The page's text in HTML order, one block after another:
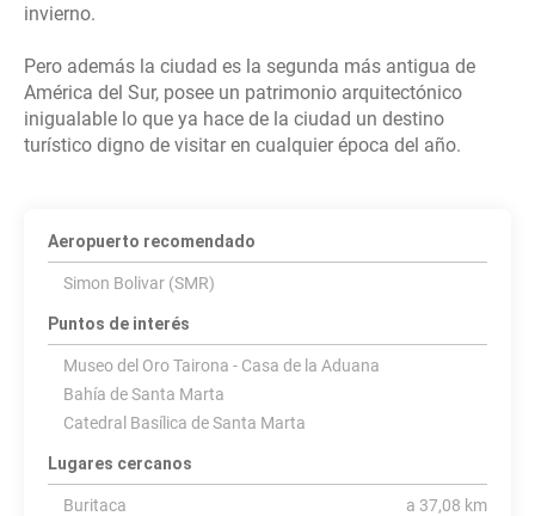
invierno.
Pero además la ciudad es la segunda más antigua de
América del Sur, posee un patrimonio arquitectónico
inigualable lo que ya hace de la ciudad un destino
turístico digno de visitar en cualquier época del año.
Aeropuerto recomendado
Simon Bolivar (SMR)
Puntos de interés
Museo del Oro Tairona - Casa de la Aduana
Bahía de Santa Marta
Catedral Basílica de Santa Marta
Lugares cercanos
Buritaca
a 37,08 km